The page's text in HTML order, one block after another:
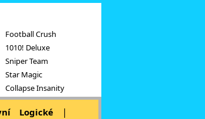
Football Crush
1010! Deluxe
Sniper Team
Star Magic
Collapse Insanity
Logické |